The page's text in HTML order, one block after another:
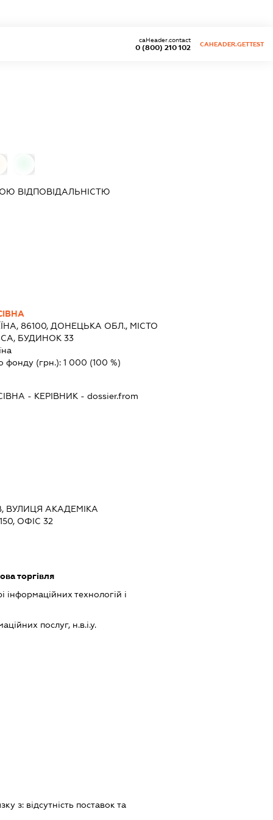
0 (800) 210 102
caHeader.contact
CAHEADER.GETTEST
ВІДПОВІДАЛЬНІСТЮ
86100, ДОНЕЦЬКА ОБЛ., МІСТО
БУДИНОК 33
фонду (грн.): 1 000 (100 %)
- КЕРІВНИК - dossier.from
ВУЛИЦЯ АКАДЕМІКА
ОФІС 32
торгівля
інформаційних технологій і
послуг, н.в.і.у.
з: вiдсутнiсть поставок та